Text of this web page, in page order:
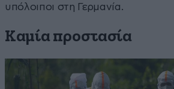
υπόλοιποι στη Γερμανία.
Καμία προστασία